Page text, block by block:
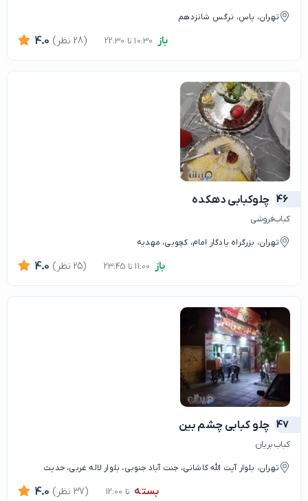
تهران، یاس، نرگس شانزدهم
باز 4.0 (28 نظر)
46 چلوكبابی دهكده
کباب‌فروشی
تهران، بزرگراه یادگار امام، کچویی، مهدیه
باز 4.0 (25 نظر)
47 چلو کبابی چشم بین
کباب بریان
تهران، بلوار آیت الله کاشانی، جنت آباد جنوبی، بلوار لاله غربی، حدیث
بسته تا 12:00 4.0 (37 نظر)